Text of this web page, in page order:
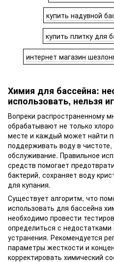
купить надувной
купить плитку для
интернет магазин
Химия для бассейна:
использовать, нельзя
Вопреки распространенному
обрабатывают не только
месте и каждый может найти
поддерживать воду в чистоте,
обслуживание. Правильное
средств помогает
бактерий, сохраняет воду
для купания.
Существует алгоритм, что
использовать для бассейна
необходимо провести
определиться с
устранения. Рекомендуется
параметры жесткости и
корректировать химический